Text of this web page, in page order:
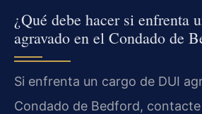
¿Qué debe hacer si enfrenta
agravado en el Condado de
Si enfrenta un cargo de DUI
Condado de Bedford,